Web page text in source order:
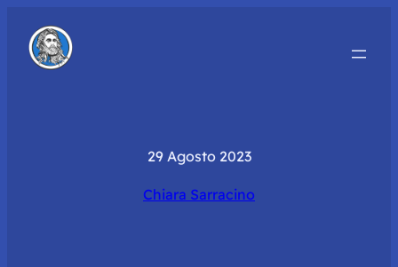
29 Agosto 2023
Chiara Sarracino